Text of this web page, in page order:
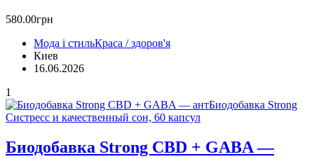
580.00грн
Мода і стильКраса / здоров'я
Киев
16.06.2026
1
Биодобавка Strong CBD + GABA —